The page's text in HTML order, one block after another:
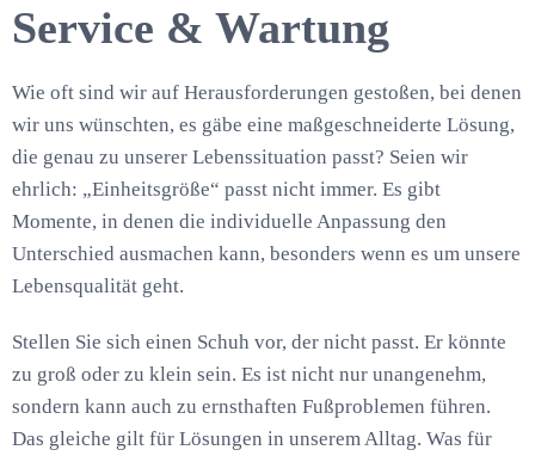
Service & Wartung
Wie oft sind wir auf Herausforderungen gestoßen, bei denen
wir uns wünschten, es gäbe eine maßgeschneiderte Lösung,
die genau zu unserer Lebenssituation passt? Seien wir
ehrlich: „Einheitsgröße“ passt nicht immer. Es gibt
Momente, in denen die individuelle Anpassung den
Unterschied ausmachen kann, besonders wenn es um unsere
Lebensqualität geht.
Stellen Sie sich einen Schuh vor, der nicht passt. Er könnte
zu groß oder zu klein sein. Es ist nicht nur unangenehm,
sondern kann auch zu ernsthaften Fußproblemen führen.
Das gleiche gilt für Lösungen in unserem Alltag. Was für